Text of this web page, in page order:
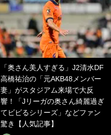
「奥さん美人すぎる」J2清水DF
高橋祐治の「元AKB48メンバー
妻」がスタジアム来場で大反
響！「Jリーガの奥さん綺麗過ぎ
てビビるシリーズ」などファン
驚き【人気記事】